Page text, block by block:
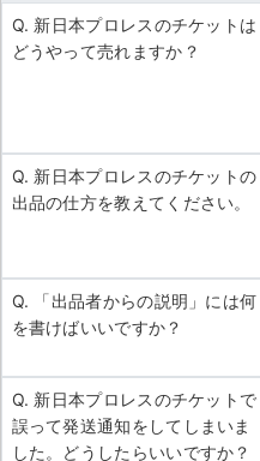
Q. 新日本プロレスのチケットは
どうやって売れますか？
Q. 新日本プロレスのチケットの
出品の仕方を教えてください。
Q. 「出品者からの説明」には何
を書けばいいですか？
Q. 新日本プロレスのチケットで
誤って発送通知をしてしまいま
した。どうしたらいいですか？